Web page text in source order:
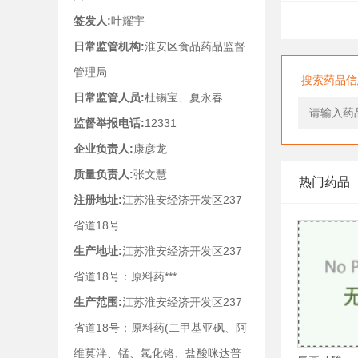
搜索药品
热门药品
签发人:叶耀宇
日常监管机构:淮安区食品药品监督
管理局
日常监管人员:杜锡宝、夏永春
监督举报电话:12331
企业负责人:康彦龙
质量负责人:张文慧
注册地址:江苏淮安经济开发区237
省道18号
生产地址:江苏淮安经济开发区237
省道18号：原料药***
生产范围:江苏淮安经济开发区237
省道18号：原料药(二甲基亚砜、阿
维莫泮、锰、氯化铬、盐酸咪达普